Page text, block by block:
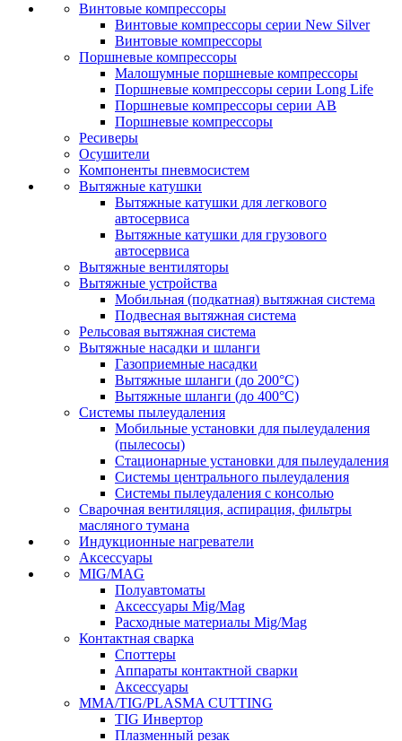
Винтовые компрессоры
Винтовые компрессоры серии New Silver
Винтовые компрессоры
Поршневые компрессоры
Малошумные поршневые компрессоры
Поршневые компрессоры серии Long Life
Поршневые компрессоры серии AB
Поршневые компрессоры
Ресиверы
Осушители
Компоненты пневмосистем
Вытяжные катушки
Вытяжные катушки для легкового
автосервиса
Вытяжные катушки для грузового
автосервиса
Вытяжные вентиляторы
Вытяжные устройства
Мобильная (подкатная) вытяжная система
Подвесная вытяжная система
Рельсовая вытяжная система
Вытяжные насадки и шланги
Газоприемные насадки
Вытяжные шланги (до 200°C)
Вытяжные шланги (до 400°C)
Системы пылеудаления
Мобильные установки для пылеудаления
(пылесосы)
Стационарные установки для пылеудаления
Системы центрального пылеудаления
Системы пылеудаления с консолью
Сварочная вентиляция, аспирация, фильтры
масляного тумана
Индукционные нагреватели
Аксессуары
MIG/MAG
Полуавтоматы
Аксессуары Mig/Mag
Расходные материалы Mig/Mag
Контактная сварка
Споттеры
Аппараты контактной сварки
Аксессуары
MMA/TIG/PLASMA CUTTING
TIG Инвертор
Плазменный резак